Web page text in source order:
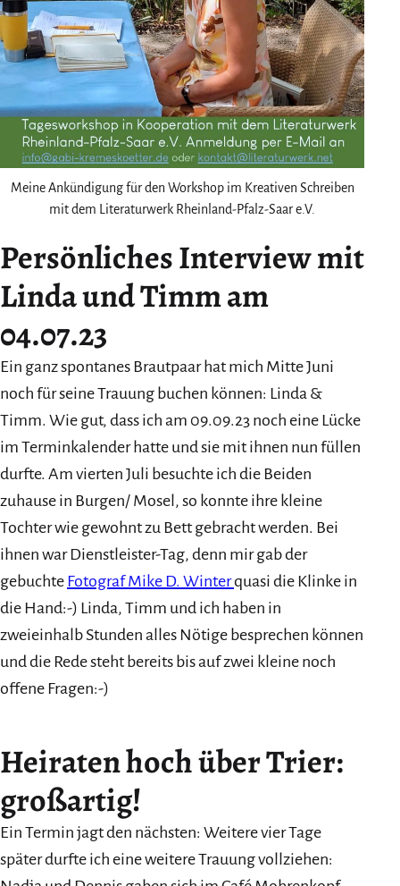
Meine Ankündigung für den Workshop im Kreativen Schreiben
mit dem Literaturwerk Rheinland-Pfalz-Saar e.V.
Persönliches Interview mit
Linda und Timm am
04.07.23
Ein ganz spontanes Brautpaar hat mich Mitte Juni
noch für seine Trauung buchen können: Linda &
Timm. Wie gut, dass ich am 09.09.23 noch eine Lücke
im Terminkalender hatte und sie mit ihnen nun füllen
durfte. Am vierten Juli besuchte ich die Beiden
zuhause in Burgen/ Mosel, so konnte ihre kleine
Tochter wie gewohnt zu Bett gebracht werden. Bei
ihnen war Dienstleister-Tag, denn mir gab der
gebuchte Fotograf Mike D. Winterquasi die Klinke in
die Hand:-) Linda, Timm und ich haben in
zweieinhalb Stunden alles Nötige besprechen können
und die Rede steht bereits bis auf zwei kleine noch
offene Fragen:-)
Heiraten hoch über Trier:
großartig!
Ein Termin jagt den nächsten: Weitere vier Tage
später durfte ich eine weitere Trauung vollziehen: